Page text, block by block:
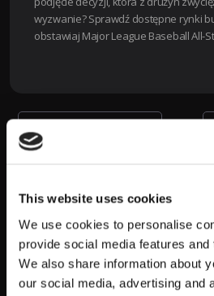
This website uses cookies
We use cookies to personalise
provide social media features
We also share information about
our social media, advertising and
wyzwanie? Sprawdź dostępne rynki
obstawiaj Major League Baseball All-
Zobacz
wpisy
←Poprzedni artykuł